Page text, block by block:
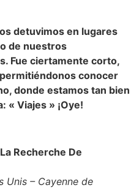
detuvimos en lugares
de nuestros
Fue ciertamente corto,
conocer
donde estamos tan bien
« Viajes » ¡Oye!
Recherche De
Unis – Cayenne de